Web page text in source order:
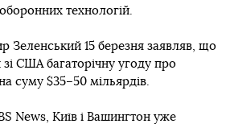
технологій.
Зеленський 15 березня заявляв, що
зі США багаторічну угоду про
суму $35–50 мільярдів.
News, Київ і Вашингтон уже